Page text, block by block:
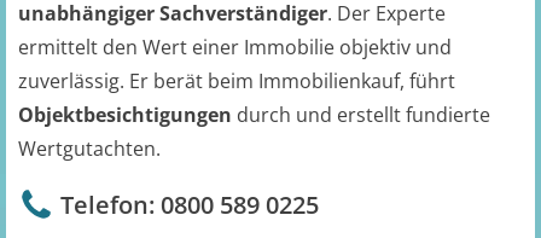
unabhängiger Sachverständiger. Der Experte
ermittelt den Wert einer Immobilie objektiv und
zuverlässig. Er berät beim Immobilienkauf, führt
Objektbesichtigungen durch und erstellt fundierte
Wertgutachten.
Telefon: 0800 589 0225